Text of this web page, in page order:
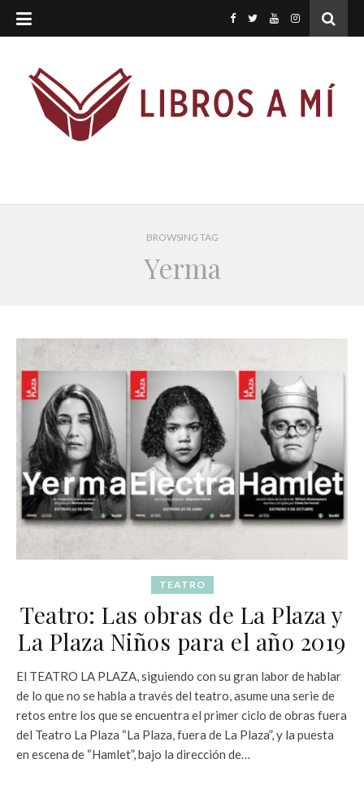
BROWSING TAG
Yerma
TEATRO
Teatro: Las obras de La Plaza y
La Plaza Niños para el año 2019
El TEATRO LA PLAZA, siguiendo con su gran labor de hablar
de lo que no se habla a través del teatro, asume una serie de
retos entre los que se encuentra el primer ciclo de obras fuera
del Teatro La Plaza “La Plaza, fuera de La Plaza”, y la puesta
en escena de “Hamlet”, bajo la dirección de…